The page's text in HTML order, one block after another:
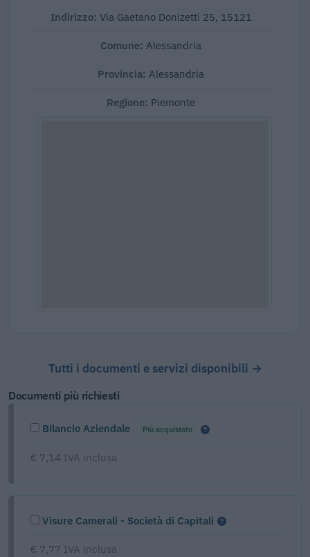
Indirizzo: Via Gaetano Donizetti 25, 15121
Comune: Alessandria
Provincia: Alessandria
Regione: Piemonte
Tutti i documenti e servizi disponibili →
Documenti più richiesti
Bilancio Aziendale Più acquistato
€ 7,14 IVA inclusa
Visure Camerali - Società di Capitali
€ 7,77 IVA inclusa